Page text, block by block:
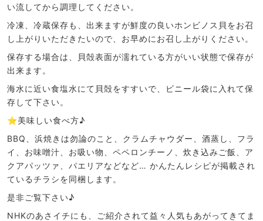
い流してから調理してください。
冷凍、冷蔵保存も、出来ますが鮮度の良いホンビノス貝をお召
し上がりいただきたいので、お早めにお召し上がりください。
保存する場合は、貝殻表面が濡れている方がいい状態で保存が
出来ます。
海水に近い食塩水にて貝殻をすすいで、ビニール袋に入れて保
存して下さい。
⭐︎美味しい食べ方♪
BBQ、浜焼きは勿論のこと、クラムチャウダー、酒蒸し、フラ
イ、お味噌汁、お吸い物、ペペロンチーノ、炊き込みご飯、ア
クアパッツァ、パエリアなどなど… かんたんレシピが掲載され
ているチラシを同梱します。
是非ご覧下さい♪
NHKのあさイチにも、ご紹介されて益々人気もあがってきてま